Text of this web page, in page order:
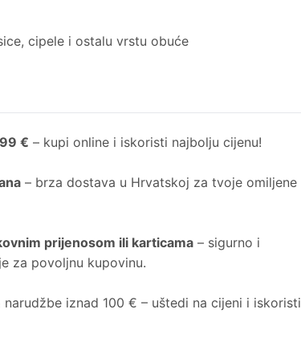
cipele i ostalu vrstu obuće
€ – kupi online i iskoristi najbolju cijenu!
– brza dostava u Hrvatskoj za tvoje omiljene
prijenosom ili karticama – sigurno i
za povoljnu kupovinu.
narudžbe iznad 100 € – uštedi na cijeni i iskoristi